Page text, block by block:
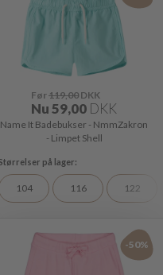
Før119,00 DKK
Nu59,00 DKK
Name It Badebukser - NmmZakron
- Limpet Shell
104 116 122
-50%